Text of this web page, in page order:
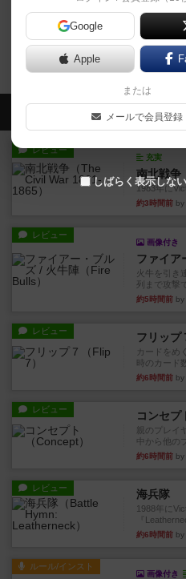
ログイン/
禁足地の
会員の
レビュー
充実
南北戦争
1983年に
約3時間前 by
レビュー
画像付き
ファイア
火牛を引き
列まで攻撃
約5時間前 by
レビュー フリップ
カードをめ
時のカード
約6時間前
レビュー コンセプ
親のプレイ
中から他の
約6時間前
レビュー 海兵隊
1988年に
『
約6時間前 by
ルール/インスト
画像付き
Google
Apple
または
メールで会員登録
しばらく表示しない